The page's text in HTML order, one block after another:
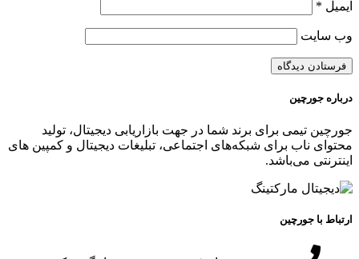
ایمیل *
وب‌ سایت
درباره جورچین
جورچین تیمی برای برند شما در جهت بازاریابی دیجیتال، تولید
محتوای ناب برای شبکه‌های اجتماعی، تبلیغات دیجیتال و کمپین های
اینترنتی می‌باشد.
ارتباط با جورچین